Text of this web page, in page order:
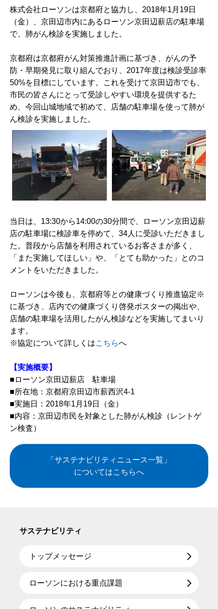
株式会社ローソンは京都府と協力し、2018年1月19日
（金）、京田辺市内にあるローソン京田辺薪店の駐車場
で、肺がん検診を実施しました。
京都府は京都府がん対策推進計画に基づき、がんの予
防・早期発見に取り組んでおり、2017年度は検診受診率
50%を目標にしています。これを受けて京田辺市でも、
市民の皆さんにとって受診しやすい環境を提供するた
め、今回山城地域で初めて、店舗の駐車場を使って肺が
ん検診を実施しました。
当日は、13:30から14:00の30分間で、ローソン京田辺薪
店の駐車場に検診車を停めて、34人に受診いただきまし
た。普段から店舗を利用されているお客さまが多く、
「また実施してほしい」や、「とても助かった」とのコ
メントをいただきました。
ローソンは今後も、京都府等との健康づくり推進協定※
に基づき、店内での健康づくり啓発ポスターの掲出や、
店舗の駐車場を活用したがん検診などを実施してまいり
ます。
※協定について詳しくはこちらへ
【実施概要】
■ローソン京田辺薪店 駐車場
■所在地：京都府京田辺市薪西沢4-1
■実施日：2018年1月19日（金）
■内容：京田辺市民を対象とした肺がん検診（レントゲ
ン検査）
「サステナビリティニュース一覧」
についてはこちらへ
サステナビリティ
トップメッセージ
ローソンにおける重点課題